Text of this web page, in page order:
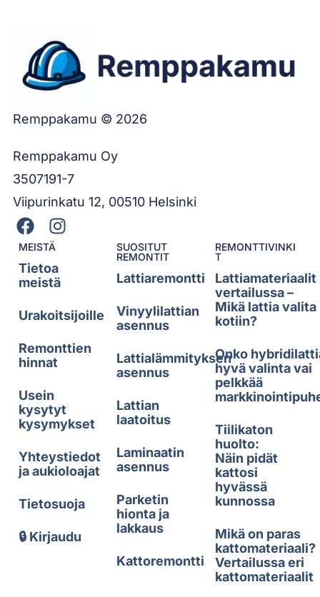
Remppakamu © 2026
Remppakamu Oy
3507191-7
Viipurinkatu 12, 00510 Helsinki
MEISTÄ
Tietoa
meistä
Urakoitsijoille
Remonttien
hinnat
Usein
kysytyt
kysymykset
Yhteystiedot
ja aukioloajat
Tietosuoja
🔒 Kirjaudu
SUOSITUT
REMONTIT
Lattiaremontti
Vinyylilattian
asennus
Lattialämmityksen
asennus
Lattian
laatoitus
Laminaatin
asennus
Parketin
hionta ja
lakkaus
Kattoremontti
REMONTTIVINKI
T
Lattiamateriaalit
vertailussa –
Mikä lattia valita
kotiin?
Onko
hyvä valinta vai
pelkkää
Tiilikaton
huolto:
Näin pidät
kattosi
hyvässä
kunnossa
Mikä on paras
kattomateriaali?
Vertailussa eri
kattomateriaalit